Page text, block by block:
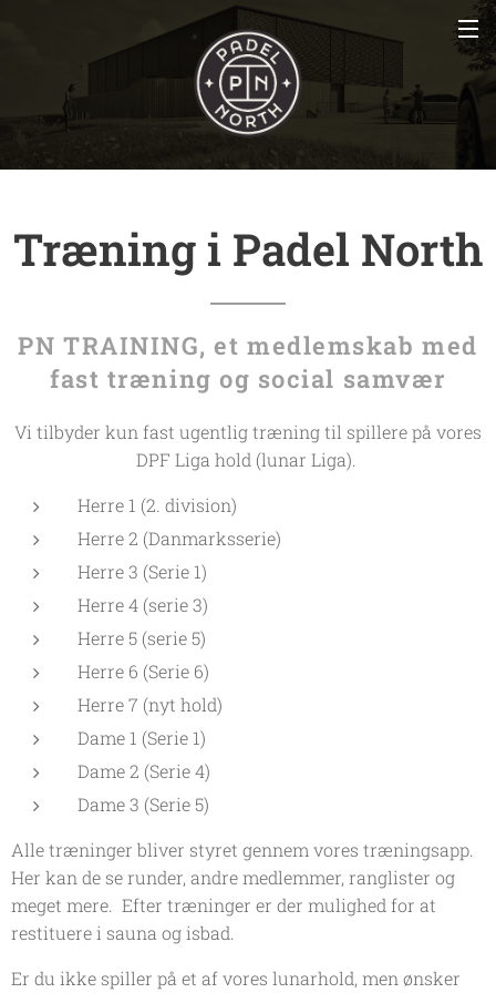
Træning i Padel North
PN TRAINING, et medlemskab med
fast træning og social samvær
Vi tilbyder kun fast ugentlig træning til spillere på vores
DPF Liga hold (lunar Liga).
Herre 1 (2. division)
Herre 2 (Danmarksserie)
Herre 3 (Serie 1)
Herre 4 (serie 3)
Herre 5 (serie 5)
Herre 6 (Serie 6)
Herre 7 (nyt hold)
Dame 1 (Serie 1)
Dame 2 (Serie 4)
Dame 3 (Serie 5)
Alle træninger bliver styret gennem vores træningsapp.
Her kan de se runder, andre medlemmer, ranglister og
meget mere. Efter træninger er der mulighed for at
restituere i sauna og isbad.
Er du ikke spiller på et af vores lunarhold, men ønsker